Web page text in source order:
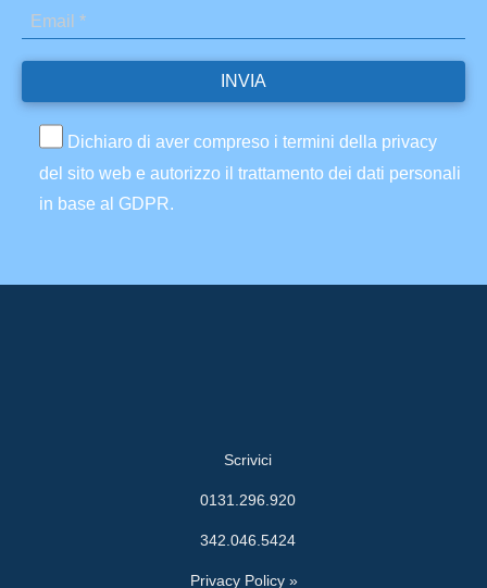
Dichiaro di aver compreso i termini della privacy
del sito web e autorizzo il trattamento dei dati personali
in base al GDPR.
Scrivici
0131.296.920
342.046.5424
Privacy Policy »